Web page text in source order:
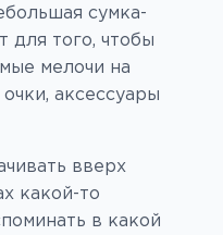
сумка-
для того, чтобы
мелочи на
аксессуары
вверх
какой-то
в какой